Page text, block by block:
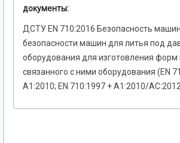
документы:
ДСТУ EN 710:2016 Безопасность
безопасности машин для литья под
оборудования для изготовления форм
связанного с ними оборудования (EN
A1:2010; EN 710:1997 + A1:2010/